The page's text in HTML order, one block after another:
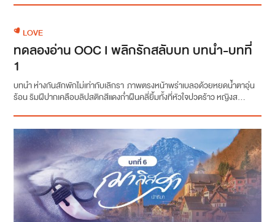
LOVE
ทดลองอ่าน OOC I พลิกรักสลับบท บทนำ-บทที่
1
บทนำ ห่างกันสักพักไม่เท่ากับเลิกรา ภาพตรงหน้าพร่าเบลอด้วยหยดน้ำตาอุ่น
ร้อน ริมฝีปากเคลือบลิปสติกสีแดงก่ำฝืนคลี่ยิ้มทั้งที่หัวใจปวดร้าว หญิงส...